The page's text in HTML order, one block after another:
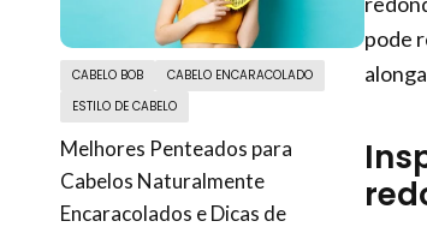
CABELO BOB
CABELO ENCARACOLADO
ESTILO DE CABELO
Melhores Penteados para
Cabelos Naturalmente
Encaracolados e Dicas de
pode